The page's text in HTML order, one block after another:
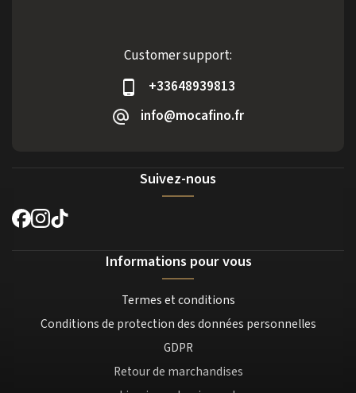
Customer support:
+33648939813
info@mocafino.fr
Suivez-nous
Informations pour vous
Termes et conditions
Conditions de protection des données personnelles
GDPR
Retour de marchandises